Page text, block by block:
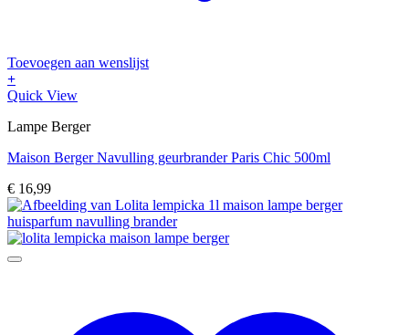
Toevoegen aan wenslijst
+
Quick View
Lampe Berger
Maison Berger Navulling geurbrander Paris Chic 500ml
€ 16,99